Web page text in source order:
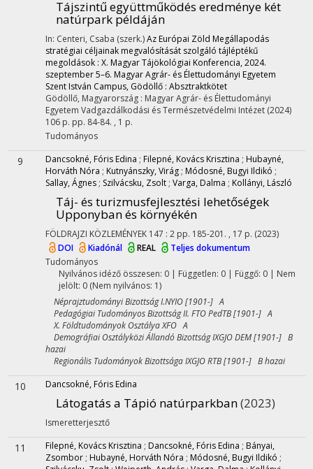
Tájszintű együttműködés eredménye két
natúrpark példáján
In: Centeri, Csaba (szerk.)Az Európai Zöld Megállapodás
stratégiai céljainak megvalósítását szolgáló tájléptékű
megoldások : X. Magyar Tájökológiai Konferencia, 2024.
szeptember 5–6. Magyar Agrár- és Élettudományi Egyetem
Szent István Campus, Gödöllő : Absztraktkötet
Gödöllő, Magyarország : Magyar Agrár- és Élettudományi
Egyetem Vadgazdálkodási és Természetvédelmi Intézet (2024)
106 p. pp. 84-84. , 1 p.
Tudományos
9 Dancsokné, Fóris Edina ; Filepné, Kovács Krisztina ; Hubayné,
Horváth Nóra ; Kutnyánszky, Virág ; Módosné, Bugyi Ildikó ;
Sallay, Ágnes ; Szilvácsku, Zsolt ; Varga, Dalma ; Kollányi, László
Táj- és turizmusfejlesztési lehetőségek
Upponyban és környékén
FÖLDRAJZI KÖZLEMÉNYEK 147 : 2 pp. 185-201. , 17 p. (2023)
DOI
Kiadónál REAL
Teljes dokumentum
Tudományos
Nyilvános idéző összesen: 0| Független: 0 | Függő: 0 | Nem
jelölt: 0 (Nem nyilvános: 1)
Néprajztudományi Bizottság I.NYIO [1901-] A
Pedagógiai Tudományos Bizottság II. FTO PedTB [1901-] A
X. Földtudományok Osztálya XFO A
Demográfiai Osztályközi Állandó Bizottság IXGJO DEM [1901-] B
hazai
Regionális Tudományok Bizottsága IXGJO RTB [1901-] B hazai
10 Dancsokné, Fóris Edina
Látogatás a Tápió natúrparkban(2023)
Ismeretterjesztő
11 Filepné, Kovács Krisztina ; Dancsokné, Fóris Edina ; Bányai,
Zsombor ; Hubayné, Horváth Nóra ; Módosné, Bugyi Ildikó ;